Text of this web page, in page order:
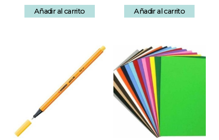
Añadir al carrito Añadir al carrito